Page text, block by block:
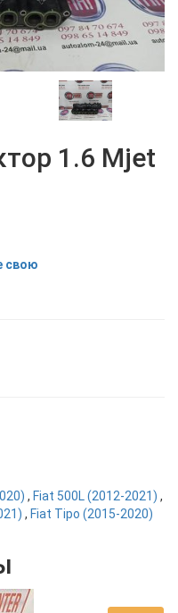
1.6 Mjet
свою
, Fiat 500L (2012-2021) ,
, Fiat Tipo (2015-2020)